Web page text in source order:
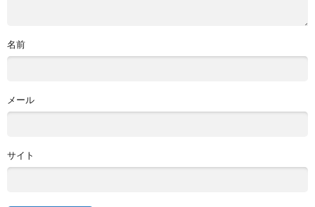
名前
メール
サイト